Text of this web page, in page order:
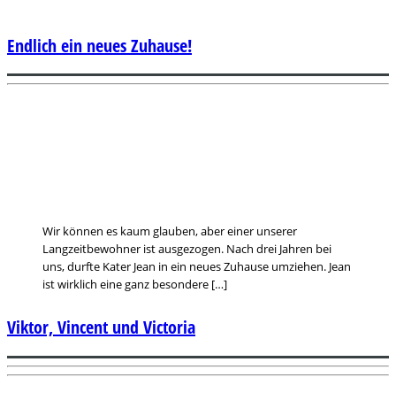
Wir können es kaum glauben, aber einer unserer
Langzeitbewohner ist ausgezogen. Nach drei Jahren bei
uns, durfte Kater Jean in ein neues Zuhause umziehen. Jean
ist wirklich eine ganz besondere […]
Endlich ein neues Zuhause!
Viktor, Vincent und Victoria